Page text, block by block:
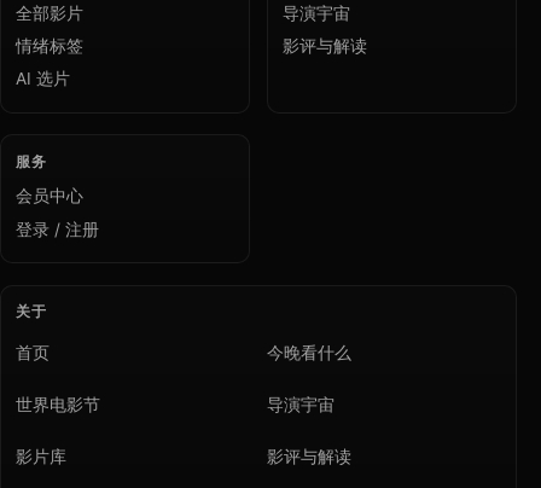
全部影片
情绪标签
AI 选片
导演宇宙
影评与解读
服务
会员中心
登录 / 注册
关于
首页 今晚看什么
世界电影节 导演宇宙
影片库 影评与解读